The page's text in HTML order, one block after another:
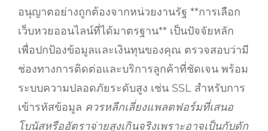
อนุญาตอย่างถูกต้องจากหน่วยงานรัฐ **การเลือก
เว็บหวยออนไลน์ที่ได้มาตรฐาน** เป็นปัจจัยหลัก
เพื่อปกป้องข้อมูลและเงินทุนของคุณ ตรวจสอบว่ามี
ช่องทางการติดต่อและบริการลูกค้าที่ชัดเจน พร้อม
ระบบความปลอดภัยระดับสูง เช่น SSL สำหรับการ
เข้ารหัสข้อมูล ควรหลีกเลี่ยงแพลตฟอร์มที่เสนอ
โบนัสหรืออัตราจ่ายสูงเกินจริงเพราะอาจเป็นกับดัก